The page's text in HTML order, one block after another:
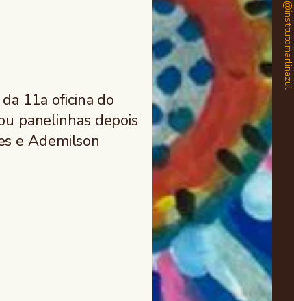
11a oficina do
panelinhas depois
e Ademilson
@institutomarlinazul